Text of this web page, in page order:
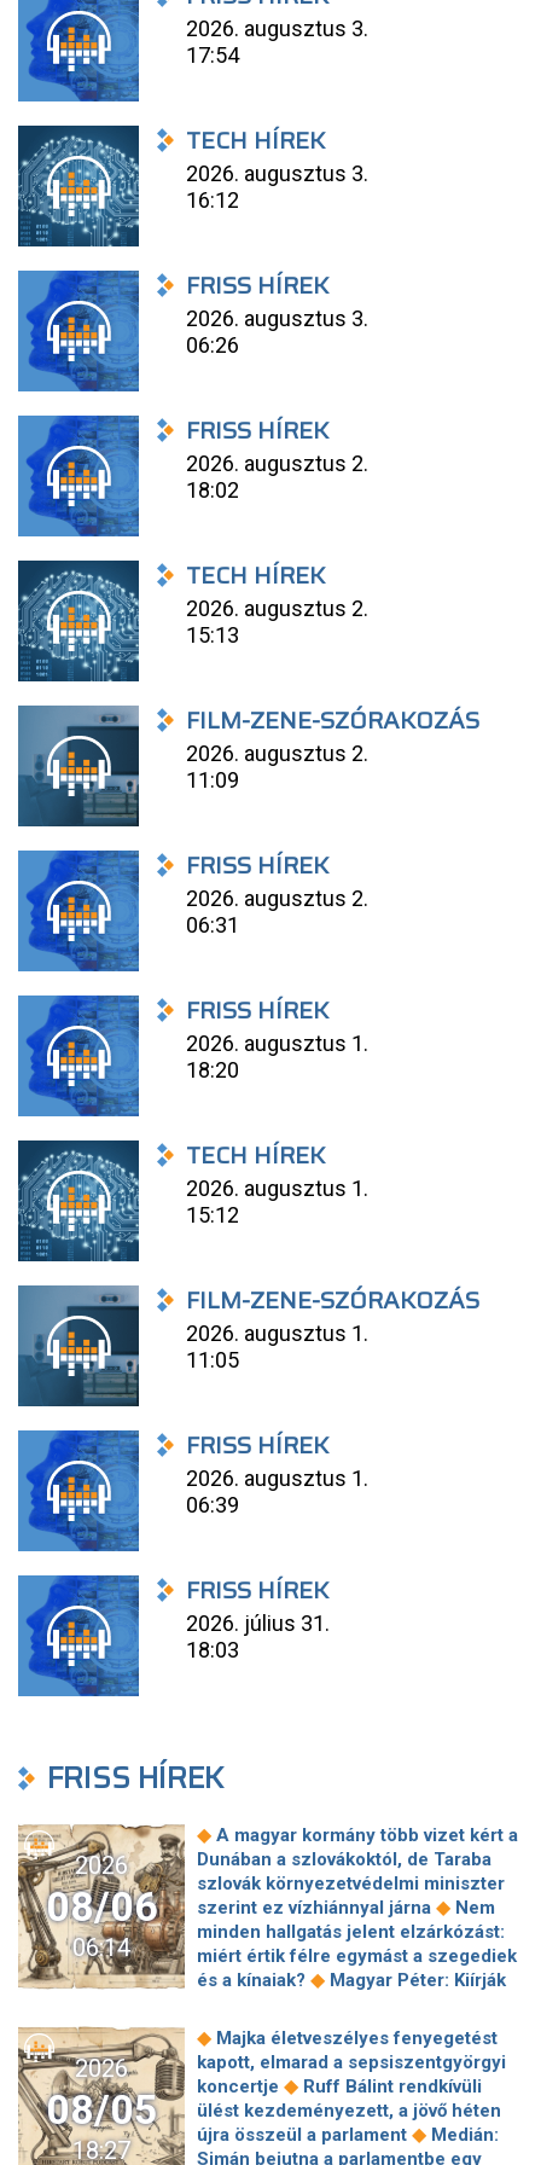
2026. augusztus 3.
17:54
TECH HÍREK
2026. augusztus 3.
16:12
FRISS HÍREK
2026. augusztus 3.
06:26
FRISS HÍREK
2026. augusztus 2.
18:02
TECH HÍREK
2026. augusztus 2.
15:13
FILM-ZENE-SZÓRAKOZÁS
2026. augusztus 2.
11:09
FRISS HÍREK
2026. augusztus 2.
06:31
FRISS HÍREK
2026. augusztus 1.
18:20
TECH HÍREK
2026. augusztus 1.
15:12
FILM-ZENE-SZÓRAKOZÁS
2026. augusztus 1.
11:05
FRISS HÍREK
2026. augusztus 1.
06:39
FRISS HÍREK
2026. július 31.
18:03
FRISS HÍREK
2026
08/06
06:14
◆ A magyar kormány több vizet kért a
Dunában a szlovákoktól, de Taraba
szlovák környezetvédelmi miniszter
szerint ez vízhiánnyal járna ◆ Nem
minden hallgatás jelent elzárkózást:
miért értik félre egymást a szegediek
és a kínaiak? ◆ Magyar Péter: Kiírják
projektekben magyar állami
tulajdonrészt fognak előírni ◆Orbán
Gáspár hatszor repült honvédségi
gépen Csádba és Nigerbe◆Ismert
magyar utazási iroda ment csődbe,
bolgár biztosítóval hadakozhatnak az
2026
08/05
18:27
◆ Majka életveszélyes fenyegetést
kapott, elmarad a sepsiszentgyörgyi
koncertje ◆ Ruff Bálint rendkívüli
ülést kezdeményezett, a jövő héten
újra összeül a parlament ◆ Medián:
Simán bejutna a parlamentbe egy